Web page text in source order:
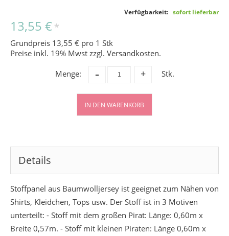
Verfügbarkeit: sofort lieferbar
13,55 € *
Grundpreis 13,55 € pro 1 Stk
Preise inkl. 19% Mwst zzgl. Versandkosten.
Menge:
+
- Stk.
IN DEN WARENKORB
Details
Stoffpanel aus Baumwolljersey ist geeignet zum Nähen von
Shirts, Kleidchen, Tops usw. Der Stoff ist in 3 Motiven
unterteilt: - Stoff mit dem großen Pirat: Länge: 0,60m x
Breite 0,57m. - Stoff mit kleinen Piraten: Länge 0,60m x